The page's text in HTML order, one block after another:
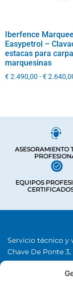
Iberfence
Easypetrol –
estacas para
marquesinas
€2.490,00 -€
ASESORAMIENTO
EQUIPOS
Servicio técnico y
Chave De Ponte
15280 Brión, A
Iberfence SL I